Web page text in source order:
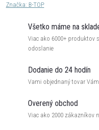
Značka: B-TOP
Všetko máme na
Viac ako 6000+ produktov
odoslanie
Dodanie do 24 hodín
Vami objednaný tovar
Overený obchod
Viac ako 2000 zákazníkov